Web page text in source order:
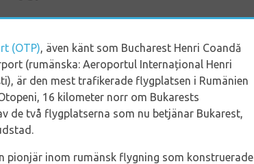
(OTP), även känt som Bucharest Henri Coandă
(rumänska: Aeroportul Internațional Henri
är den mest trafikerade flygplatsen i Rumänien
16 kilometer norr om Bukarests
de två flygplatserna som nu betjänar Bukarest,
pionjär inom rumänsk flygning som konstruerade